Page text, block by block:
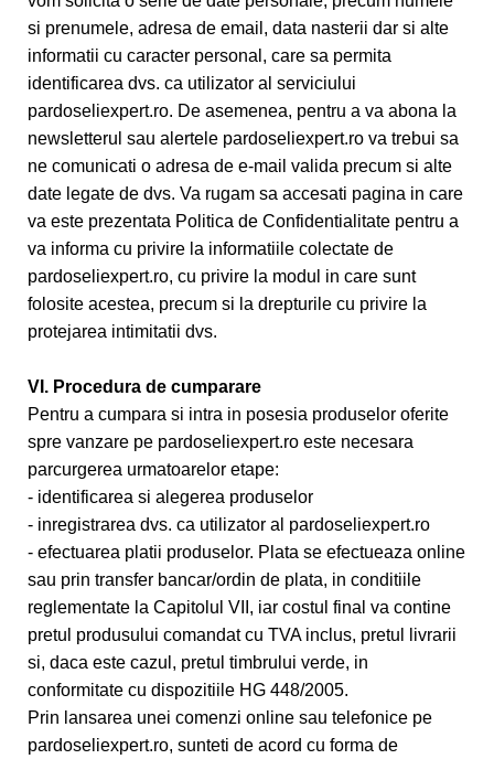
si prenumele, adresa de email, data nasterii dar si alte
informatii cu caracter personal, care sa permita
identificarea dvs. ca utilizator al serviciului
pardoseliexpert.ro. De asemenea, pentru a va abona la
newsletterul sau alertele pardoseliexpert.ro va trebui sa
ne comunicati o adresa de e-mail valida precum si alte
date legate de dvs. Va rugam sa accesati pagina in care
va este prezentata Politica de Confidentialitate pentru a
va informa cu privire la informatiile colectate de
pardoseliexpert.ro, cu privire la modul in care sunt
folosite acestea, precum si la drepturile cu privire la
protejarea intimitatii dvs.
VI. Procedura de cumparare
Pentru a cumpara si intra in posesia produselor oferite
spre vanzare pe pardoseliexpert.ro este necesara
parcurgerea urmatoarelor etape:
- identificarea si alegerea produselor
- inregistrarea dvs. ca utilizator al pardoseliexpert.ro
- efectuarea platii produselor. Plata se efectueaza online
sau prin transfer bancar/ordin de plata, in conditiile
reglementate la Capitolul VII, iar costul final va contine
pretul produsului comandat cu TVA inclus, pretul livrarii
si, daca este cazul, pretul timbrului verde, in
conformitate cu dispozitiile HG 448/2005.
Prin lansarea unei comenzi online sau telefonice pe
pardoseliexpert.ro, sunteti de acord cu forma de